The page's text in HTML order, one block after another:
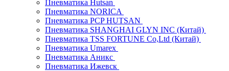
Пневматика Hutsan
Пневматика NORICA
Пневматика PCP HUTSAN
Пневматика SHANGHAI GLYN INC (Китай)
Пневматика TSS FORTUNE Co,Ltd (Китай)
Пневматика Umarex
Пневматика Аникс
Пневматика Ижевск